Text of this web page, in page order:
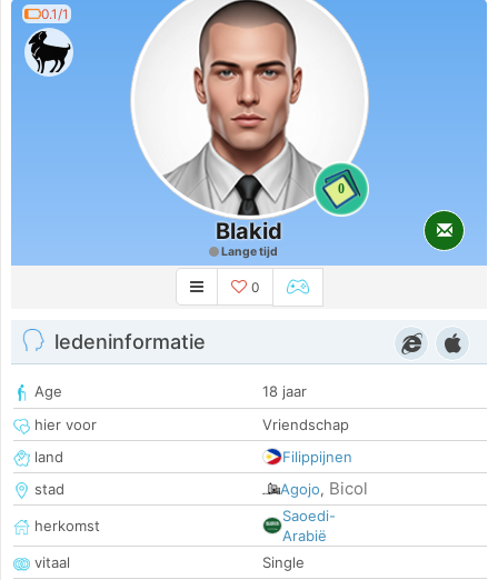
0.1/1
0
Blakid
Lange tijd
0
ledeninformatie
Age
18 jaar
hier voor
Vriendschap
land
Filippijnen
stad
Agojo, Bicol
herkomst
Saoedi-
Arabië
vitaal
Single